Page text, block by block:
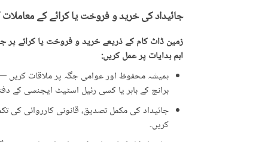
نزدیکی علاقے اور
دوسری خصوصیات
قریبی سکول
مزید خصوصیات
دیکھ بھال کا عملہ
دیگر سہولیات
جائیداد کی خرید و فروخت یا کرائے کے
زمین ڈاٹ کام کے ذریعے خرید و فروخت یا کرائے پر
اہم ہدایات پر عمل کریں:
ہمیشہ محفوظ اور عوامی جگہ پر ملاقات کریں
برانچ کے باہر یا کسی رئیل اسٹیٹ ایجنسی کے
جائیداد کی مکمل تصدیق، قانونی کارروائی کی
کریں۔